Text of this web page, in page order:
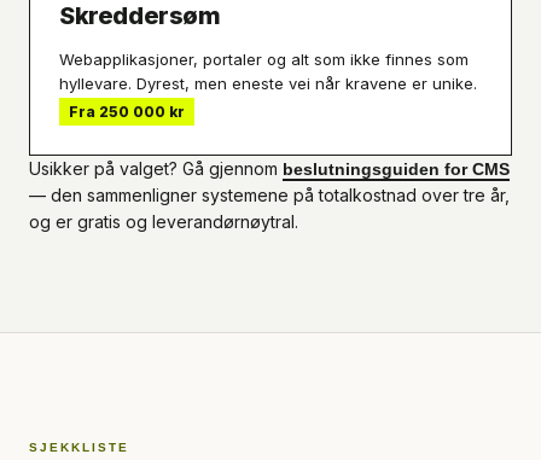
Skreddersøm
Webapplikasjoner, portaler og alt som ikke finnes som
hyllevare. Dyrest, men eneste vei når kravene er unike.
Fra 250 000 kr
Usikker på valget? Gå gjennom beslutningsguiden for CMS
— den sammenligner systemene på totalkostnad over tre år,
og er gratis og leverandørnøytral.
SJEKKLISTE